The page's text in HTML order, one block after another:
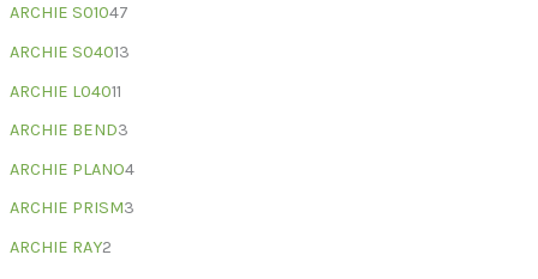
ARCHIE S01047
ARCHIE S04013
ARCHIE L04011
ARCHIE BEND3
ARCHIE PLANO4
ARCHIE PRISM3
ARCHIE RAY2